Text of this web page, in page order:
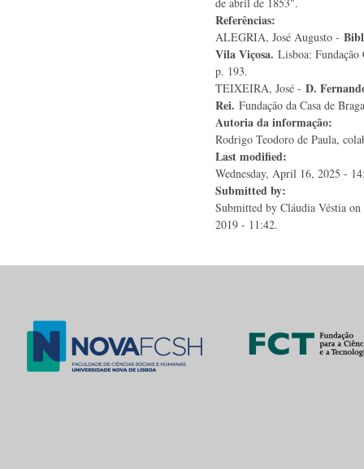
Referências:
ALEGRIA, José Augusto -
Vila Viçosa. Lisboa:
p. 193.
TEIXEIRA, José - D.
Rei. Fundação da Casa de
Autoria da informação:
Rodrigo Teodoro de Paula,
Last modified:
Wednesday, April 16, 2025 -
Submitted by:
Submitted by Cláudia Véstia on
2019 - 11:42.